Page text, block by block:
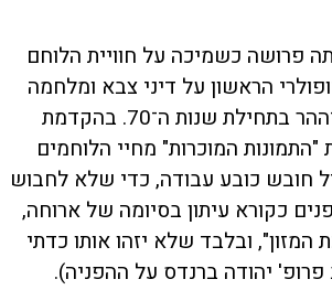
פרושה כשמיכה על חוויית הלוחם
הראשון על דיני צבא ומלחמה
כתב הרב שלמה מן־ההר בתחילת שנות ה־70. בהקדמת
המוכרות" מחיי הלוחמים
חובש כובע עבודה, כדי שלא לחבוש
כקורא עיתון בסיומה של ארוחה,
המזון", ובלבד שלא יזהו אותו כדתי
פרופ' יהודה ברנדס על ההפניה).